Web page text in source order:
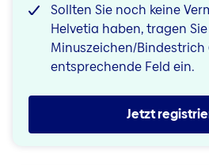
Sollten Sie noch keine
Helvetia haben, tragen
Minuszeichen/Bindestrich
entsprechende Feld ein.
Jetzt